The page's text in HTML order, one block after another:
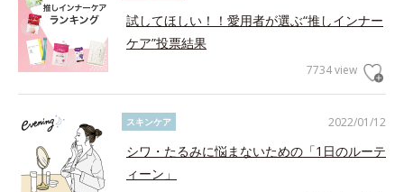
試してほしい！！愛用者が選ぶ“推しインナー
ケア”投票結果
7734 view
2022/01/12
スキンケア
シワ・たるみに悩まないための「1日のルーテ
ィーン」